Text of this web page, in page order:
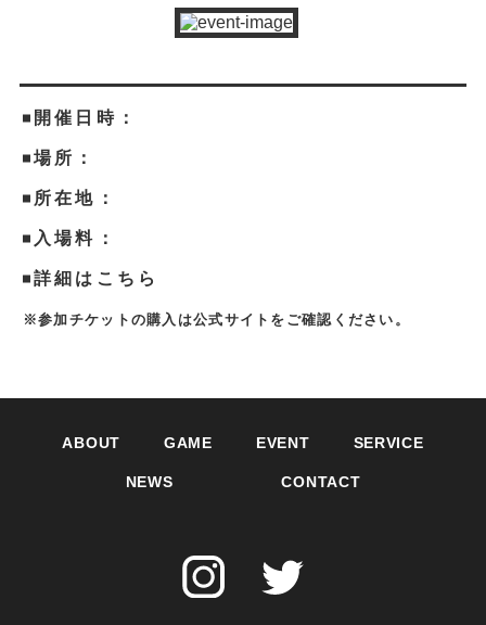
開催日時：
場所：
所在地：
入場料：
詳細はこちら
※参加チケットの購入は公式サイトをご確認ください。
ABOUT GAME EVENT SERVICE
NEWS CONTACT